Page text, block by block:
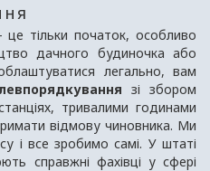
це тільки початок, особливо
дачного будиночка або
легально, вам
зі збором
тривалими годинами
відмову чиновника. Ми
і все зробимо самі. У штаті
справжні фахівці у сфері